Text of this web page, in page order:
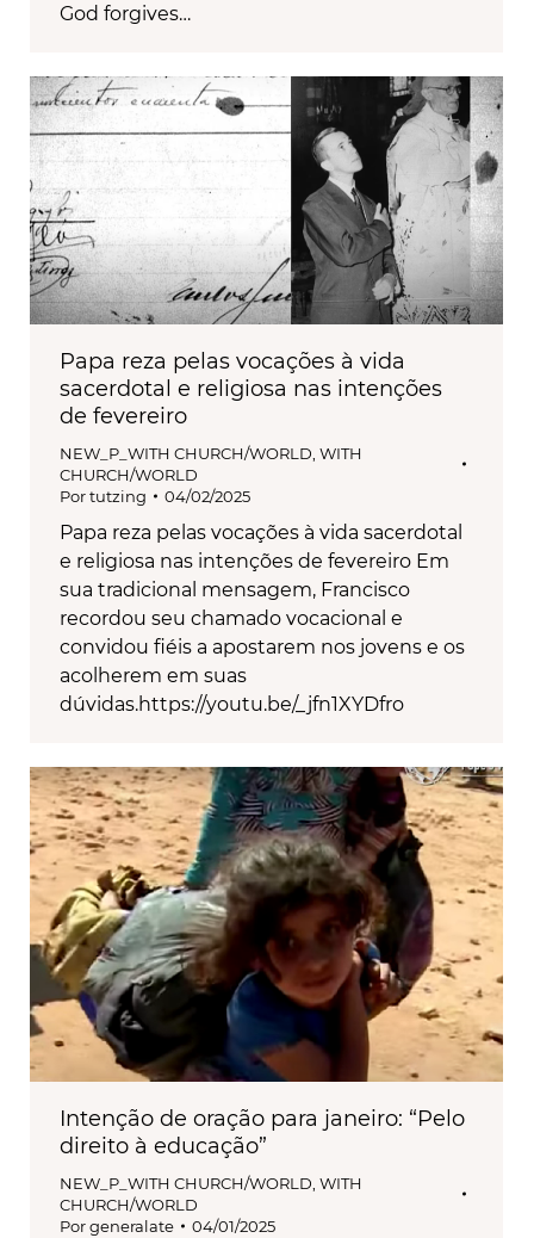
God forgives…
Papa reza pelas vocações à vida
sacerdotal e religiosa nas intenções
de fevereiro
NEW_P_WITH CHURCH/WORLD WITH
CHURCH/WORLD
Portutzing 04/02/2025
Papa reza pelas vocações à vida sacerdotal
e religiosa nas intenções de fevereiro Em
sua tradicional mensagem, Francisco
recordou seu chamado vocacional e
convidou fiéis a apostarem nos jovens e os
acolherem em suas
dúvidas.https://youtu.be/_jfn1XYDfro
Intenção de oração para janeiro: “Pelo
direito à educação”
NEW_P_WITH CHURCH/WORLD WITH
CHURCH/WORLD
Porgeneralate 04/01/2025